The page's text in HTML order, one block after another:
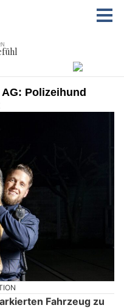
Polizeihund
Fahrzeug zu